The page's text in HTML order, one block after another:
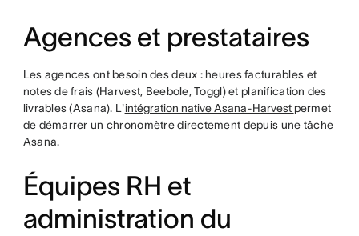
Agences et prestataires
Les agences ont besoin des deux : heures facturables et
notes de frais (Harvest, Beebole, Toggl) et planification des
livrables (Asana). L'intégration native Asana-Harvest permet
de démarrer un chronomètre directement depuis une tâche
Asana.
Équipes RH et
administration du